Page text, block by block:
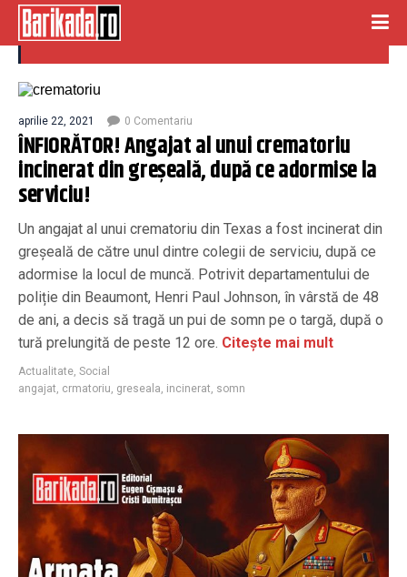
crmatoriu
aprilie 22, 2021 0 Comentariu
ÎNFIORĂTOR! Angajat al unui crematoriu
incinerat din greșeală, după ce adormise la
serviciu!
Un angajat al unui crematoriu din Texas a fost incinerat din
greșeală de către unul dintre colegii de serviciu, după ce
adormise la locul de muncă. Potrivit departamentului de
poliție din Beaumont, Henri Paul Johnson, în vârstă de 48
de ani, a decis să tragă un pui de somn pe o targă, după o
tură prelungită de peste 12 ore. Citește mai mult
Actualitate, Social
angajat, crmatoriu, greseala, incinerat, somn